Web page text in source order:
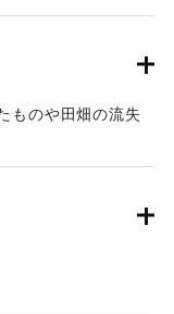
極めている。特に
いに人畜の死傷は
被害を被り、よう
ものや田畑の流失